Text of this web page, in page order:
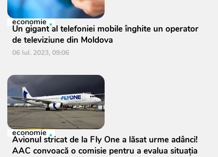
economie
Un gigant al telefoniei mobile înghite un operator
de televiziune din Moldova
06 Iul. 2023, 09:06
economie
Avionul stricat de la Fly One a lăsat urme adânci!
AAC convoacă o comisie pentru a evalua situația